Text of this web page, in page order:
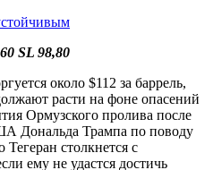
SL 98,80
около $112 за баррель,
расти на фоне опасений
Ормузского пролива после
Дональда Трампа по поводу
столкнется с
ему не удастся достичь